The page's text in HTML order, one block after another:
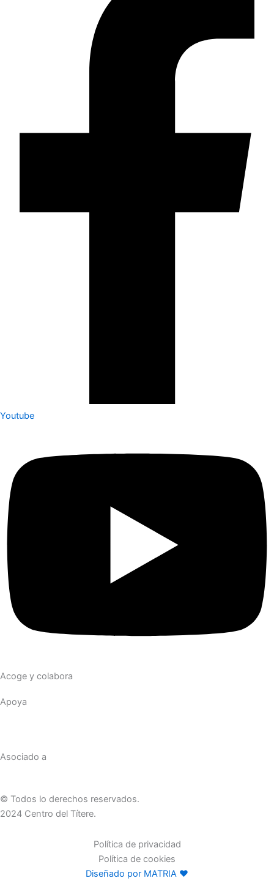
Youtube
Acoge y colabora
Apoya
Asociado a
© Todos lo derechos reservados.
2024 Centro del Títere.
Política de privacidad
Política de cookies
Diseñado por MATRIA ♥